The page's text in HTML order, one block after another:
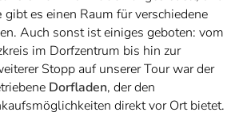
gibt es einen Raum für verschiedene
Auch sonst ist einiges geboten: vom
im Dorfzentrum bis hin zur
Stopp auf unserer Tour war der
Dorfladen, der den
direkt vor Ort bietet.